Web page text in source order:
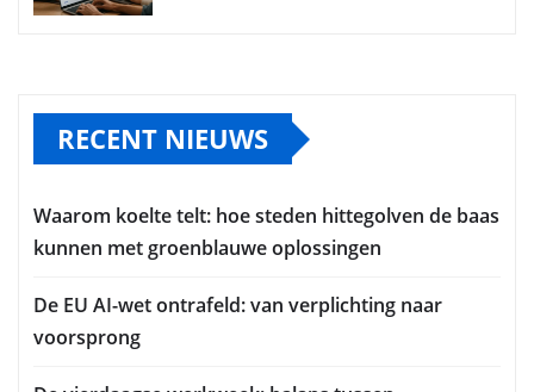
RECENT NIEUWS
Waarom koelte telt: hoe steden hittegolven de baas
kunnen met groenblauwe oplossingen
De EU AI-wet ontrafeld: van verplichting naar
voorsprong